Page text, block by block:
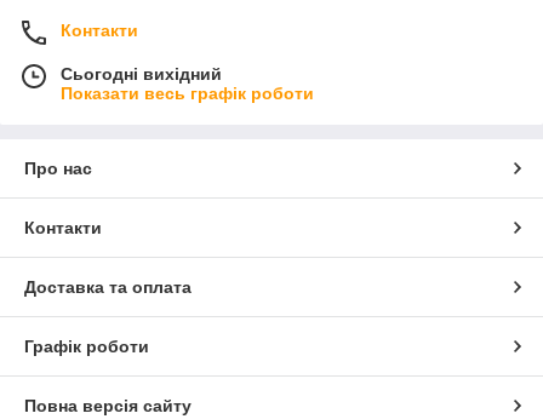
Контакти
Сьогодні вихідний
Показати весь графік роботи
Про нас
Контакти
Доставка та оплата
Графік роботи
Повна версія сайту